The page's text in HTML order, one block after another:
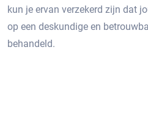
kun je ervan verzekerd zijn dat
op een deskundige en
behandeld.​